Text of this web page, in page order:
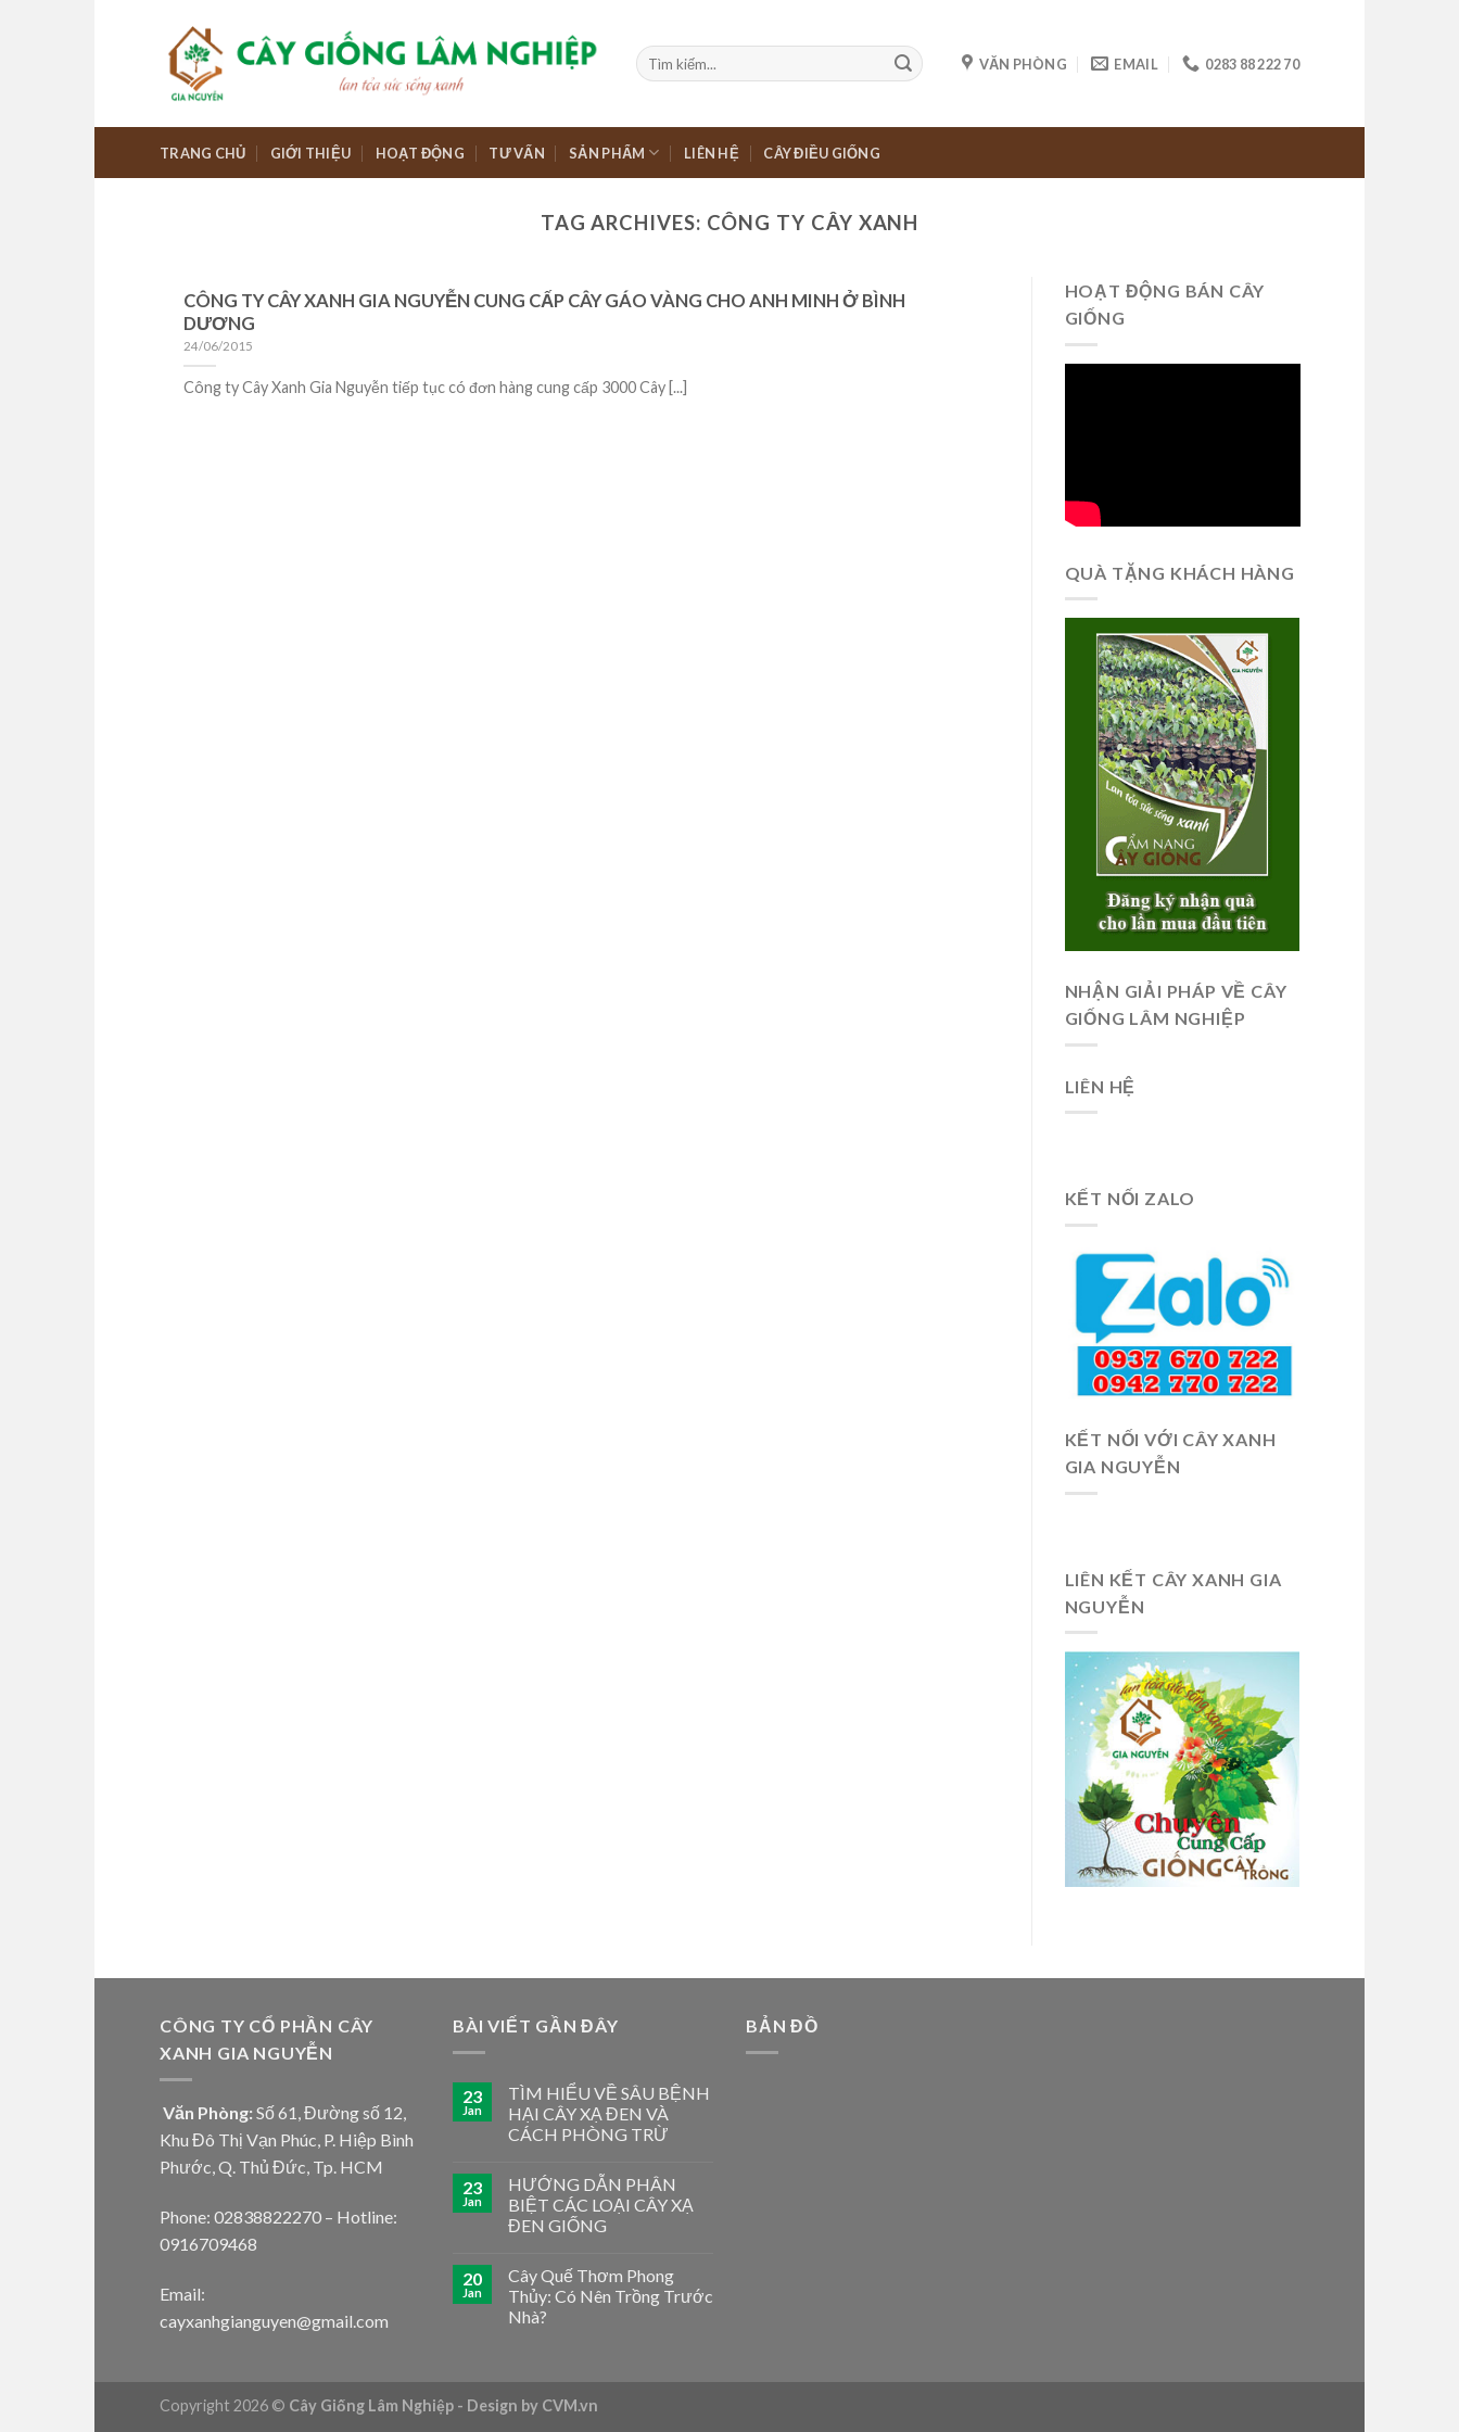
VĂN PHÒNG EMAIL 0283 88 222 70
TRANG CHỦ GIỚI THIỆU HOẠT ĐỘNG TƯ VẤN SẢN PHẨM LIÊN HỆ CÂY ĐIỀU GIỐNG
TAG ARCHIVES: CÔNG TY CÂY XANH
CÔNG TY CÂY XANH GIA NGUYỄN CUNG CẤP CÂY GÁO VÀNG CHO ANH MINH Ở BÌNH
DƯƠNG
24/06/2015
Công ty Cây Xanh Gia Nguyễn tiếp tục có đơn hàng cung cấp 3000 Cây [...]
HOẠT ĐỘNG BÁN CÂY
GIỐNG
QUÀ TẶNG KHÁCH HÀNG
NHẬN GIẢI PHÁP VỀ CÂY
GIỐNG LÂM NGHIỆP
LIÊN HỆ
KẾT NỐI ZALO
KẾT NỐI VỚI CÂY XANH
GIA NGUYỄN
LIÊN KẾT CÂY XANH GIA
NGUYỄN
CÔNG TY CỔ PHẦN CÂY
XANH GIA NGUYỄN
Văn Phòng: Số 61, Đường số 12,
Khu Đô Thị Vạn Phúc, P. Hiệp Bình
Phước, Q. Thủ Đức, Tp. HCM
Phone: 02838822270 – Hotline:
0916709468
Email:
cayxanhgianguyen@gmail.com
BÀI VIẾT GẦN ĐÂY
23
Jan
TÌM HIỂU VỀ SÂU BỆNH
HẠI CÂY XẠ ĐEN VÀ
CÁCH PHÒNG TRỪ
23
Jan
HƯỚNG DẪN PHÂN
BIỆT CÁC LOẠI CÂY XẠ
ĐEN GIỐNG
20
Jan
Cây Quế Thơm Phong
Thủy: Có Nên Trồng Trước
Nhà?
BẢN ĐỒ
Copyright 2026 © Cây Giống Lâm Nghiệp - Design by CVM.vn